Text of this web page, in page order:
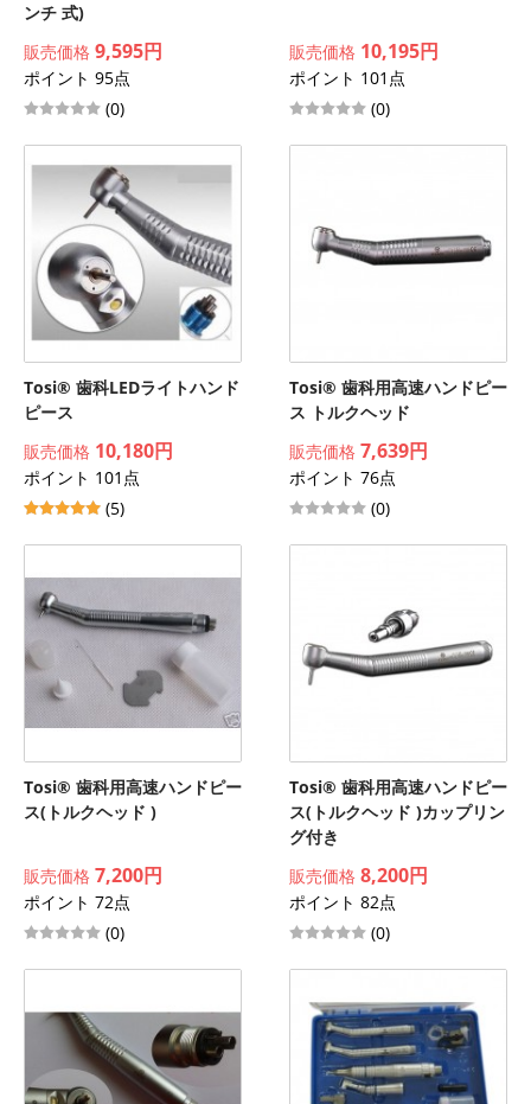
ンチ 式)
販売価格 9,595円
ポイント 95点
(0)
販売価格 10,195円
ポイント 101点
(0)
Tosi® 歯科LEDライトハンド
ピース
販売価格 10,180円
ポイント 101点
(5)
Tosi® 歯科用高速ハンドピー
ス トルクヘッド
販売価格 7,639円
ポイント 76点
(0)
Tosi® 歯科用高速ハンドピー
ス(トルクヘッド )
販売価格 7,200円
ポイント 72点
(0)
Tosi® 歯科用高速ハンドピー
ス(トルクヘッド )カップリン
グ付き
販売価格 8,200円
ポイント 82点
(0)